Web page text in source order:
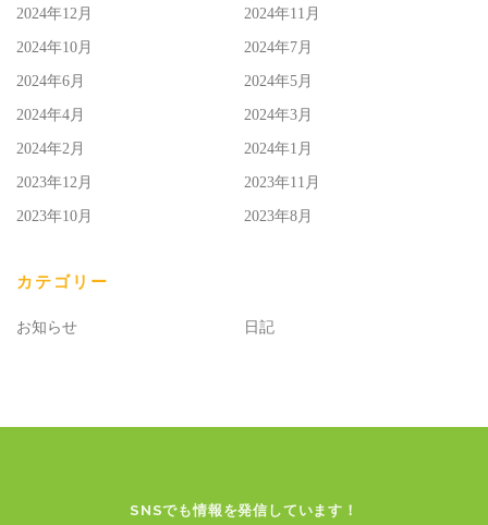
2024年12月 2024年11月
2024年10月 2024年7月
2024年6月 2024年5月
2024年4月 2024年3月
2024年2月 2024年1月
2023年12月 2023年11月
2023年10月 2023年8月
カテゴリー
お知らせ 日記
SNSでも情報を発信しています！